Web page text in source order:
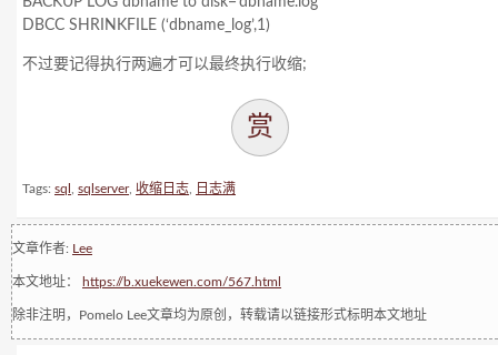
DBCC SHRINKFILE (‘dbname_log’,1)
不过要记得执行两遍才可以最终执行收缩;
赏
Tags: sql sqlserver, 收缩日志 日志满
文章作者: Lee
本文地址： https://b.xuekewen.com/567.html
除非注明，Pomelo Lee文章均为原创，转载请以链接形式标明本文地址